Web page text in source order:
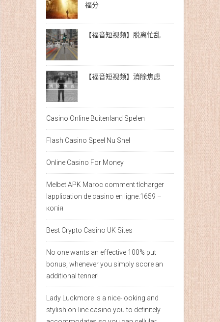
福分
【福音短视频】脱离忙乱
【福音短视频】消除焦虑
Casino Online Buitenland Spelen
Flash Casino Speel Nu Snel
Online Casino For Money
Melbet APK Maroc comment tlcharger
lapplication de casino en ligne.1659 –
копія
Best Crypto Casino UK Sites
No one wants an effective 100% put
bonus, whenever you simply score an
additional tenner!
Lady Luckmore is a nice-looking and
stylish on-line casino you to definitely